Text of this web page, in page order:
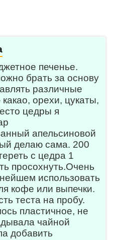
печенье.
брать за основу
различные
орехи, цукаты,
цедры я
апельсиновой
делаю сама. 200
с цедра 1
просохнуть.Очень
использовать
кофе или выпечки.
теста на пробу.
пластичное, не
чайной
добавить